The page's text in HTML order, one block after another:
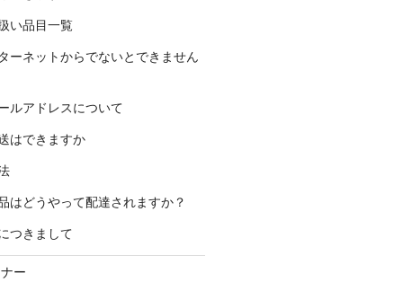
い品目一覧
ーネットからでないとできません
ルアドレスについて
はできますか
はどうやって配達されますか？
つきまして
ー